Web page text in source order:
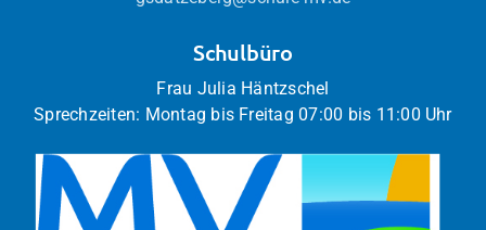
Schulbüro
Frau Julia Häntzschel
Sprechzeiten: Montag bis Freitag 07:00 bis 11:00 Uhr